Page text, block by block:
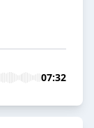
07:32